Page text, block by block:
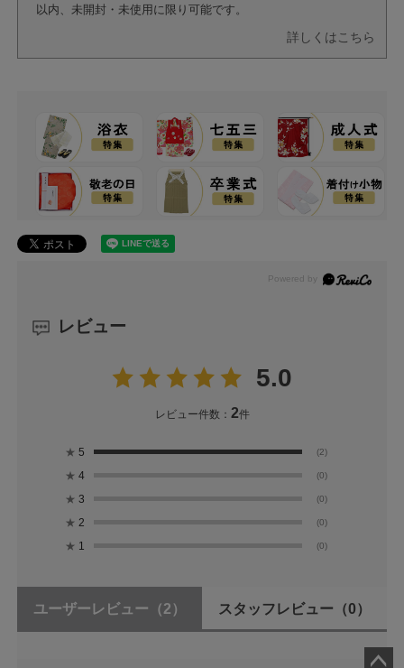
以内、未開封・未使用に限り可能です。
詳しくはこちら
レビュー
5.0
レビュー件数： 2件
★ 5 (2)
★ 4 (0)
★ 3 (0)
★ 2 (0)
★ 1 (0)
ユーザーレビュー （2） スタッフレビュー （0）